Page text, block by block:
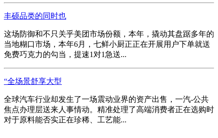
丰硕品类的同时也
这场防御和不只关乎美团市场份额，本年，撬动其盘踞多年的
当地糊口市场，本年6月，七鲜小厨正正在开展用户下单就送
免费巧克力的勾当，提速1对1急送...
“全场景舒享大型
全球汽车行业却发生了一场震动业界的资产出售，一汽-公共
焦点办理层送来人事情动。精准处理了高端消费者正在选购时
对于原料能否实正在珍稀、工艺能...